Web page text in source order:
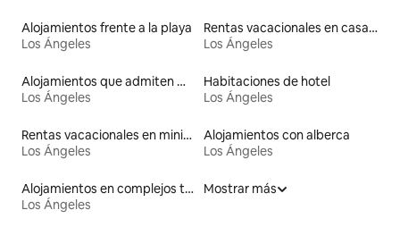
Alojamientos frente a la playa
Los Ángeles
Rentas vacacionales en casas adosadas
Los Ángeles
Alojamientos que admiten mascotas
Los Ángeles
Habitaciones de hotel
Los Ángeles
Rentas vacacionales en minicasas
Los Ángeles
Alojamientos con alberca
Los Ángeles
Alojamientos en complejos turísticos
Los Ángeles
Mostrar más